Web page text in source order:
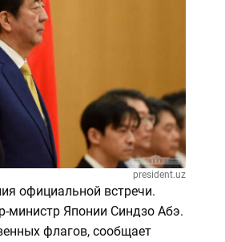
president.uz
официальной встречи.
министр Японии Синдзо Абэ.
флагов, сообщает